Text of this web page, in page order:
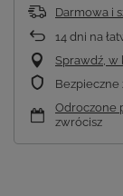
Darmowa i
14 dni na
Sprawdź, w
Bezpieczne
Odroczone
zwrócisz